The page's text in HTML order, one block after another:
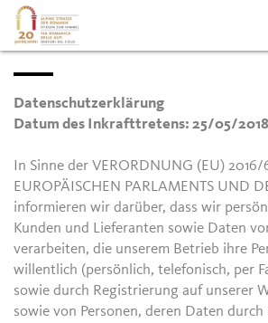
Datenschutzerklärung
Datum des Inkrafttretens: 25/05/2018
In Sinne der VERORDNUNG (EU) 2016/
EUROPÄISCHEN PARLAMENTS UND
informieren wir darüber, dass wir
Kunden und Lieferanten sowie Daten
verarbeiten, die unserem Betrieb ihre
willentlich (persönlich, telefonisch, per
sowie durch Registrierung auf unserer
sowie von Personen, deren Daten